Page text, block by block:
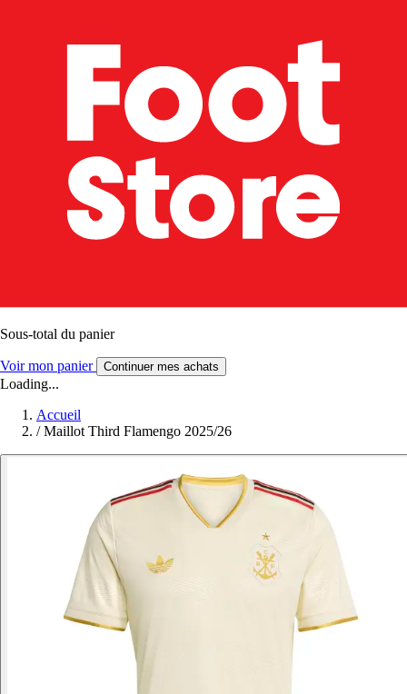
Sous-total du panier
Voir mon panier Continuer mes achats
Loading...
Accueil
/ Maillot Third Flamengo 2025/26